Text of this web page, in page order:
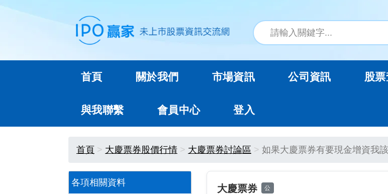
首頁 關於我們 市場資訊 公司資訊 股
與我聯繫 會員中心 登入
首頁 大慶票券股價行情 大慶票券討論區 如果大慶票券有要現金增資我
各項相關資料
大慶票券 公